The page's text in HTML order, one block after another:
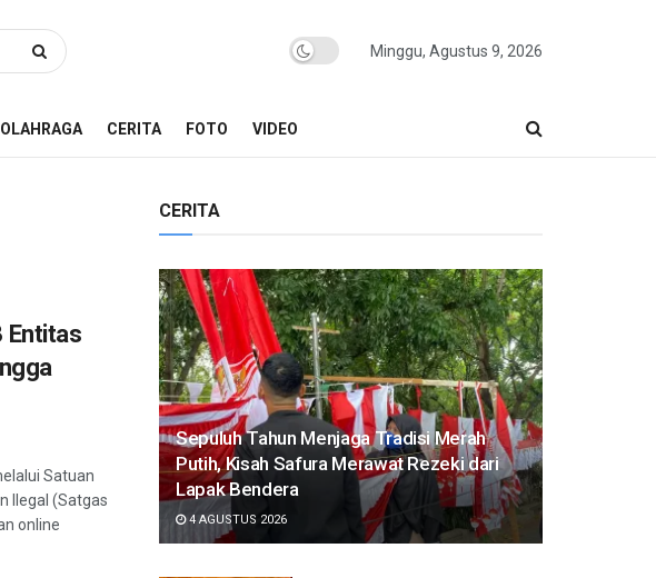
Minggu, Agustus 9, 2026
OLAHRAGA CERITA FOTO VIDEO
Entitas
Satuan
Ilegal (Satgas
online
CERITA
Sepuluh Tahun Menjaga Tradisi Merah
Putih, Kisah Safura Merawat Rezeki dari
Lapak Bendera
4 AGUSTUS 2026